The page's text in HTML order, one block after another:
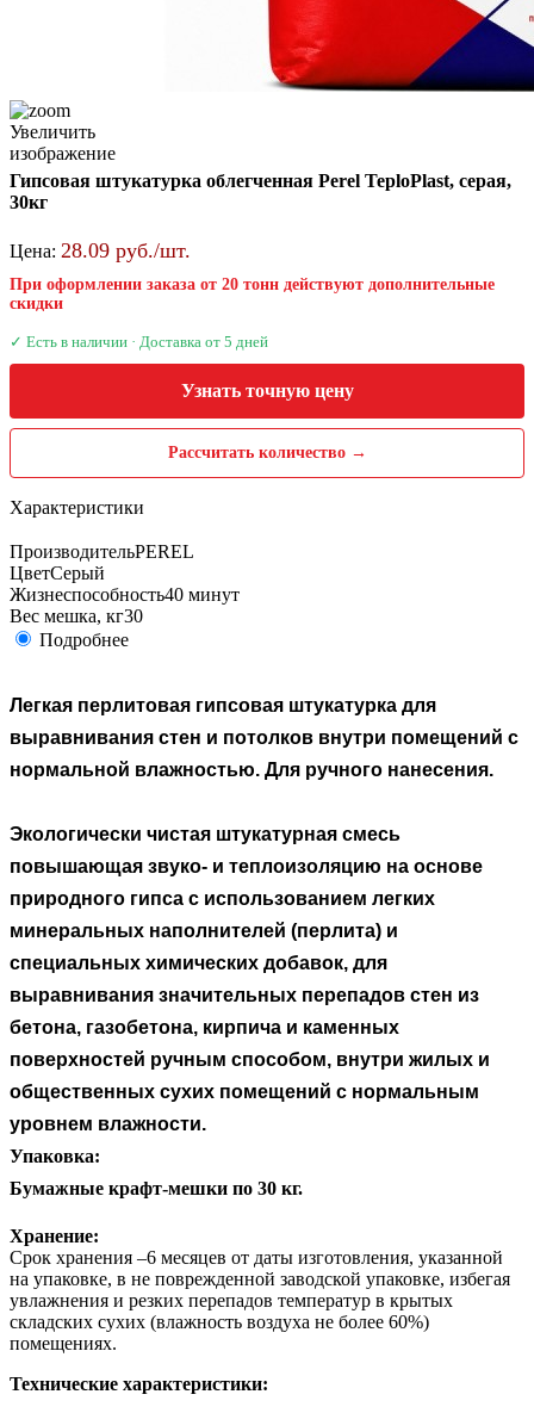
Увеличить
изображение
Гипсовая штукатурка облегченная Perel TeploPlast, серая,
30кг
Цена: 28.09 руб./шт.
При оформлении заказа от 20 тонн действуют дополнительные
скидки
✓ Есть в наличии · Доставка от 5 дней
Узнать точную цену
Рассчитать количество →
Характеристики
ПроизводительPEREL
ЦветСерый
Жизнеспособность40 минут
Вес мешка, кг30
Подробнее
Легкая перлитовая гипсовая штукатурка для
выравнивания стен и потолков внутри помещений с
нормальной влажностью. Для ручного нанесения.
Экологически чистая штукатурная смесь
повышающая звуко- и теплоизоляцию на основе
природного гипса с использованием легких
минеральных наполнителей (перлита) и
специальных химических добавок, для
выравнивания значительных перепадов стен из
бетона, газобетона, кирпича и каменных
поверхностей ручным способом, внутри жилых и
общественных сухих помещений с нормальным
уровнем влажности.
Упаковка:
Бумажные крафт-мешки по 30 кг.
Хранение:
Срок хранения –6 месяцев от даты изготовления, указанной
на упаковке, в не поврежденной заводской упаковке, избегая
увлажнения и резких перепадов температур в крытых
складских сухих (влажность воздуха не более 60%)
помещениях.
Технические характеристики: